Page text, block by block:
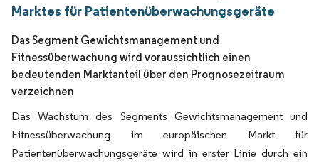
Marktes für Patientenüberwachungsgeräte
Das Segment Gewichtsmanagement und
Fitnessüberwachung wird voraussichtlich einen
bedeutenden Marktanteil über den Prognosezeitraum
verzeichnen
Das Wachstum des Segments Gewichtsmanagement und
Fitnessüberwachung im europäischen Markt für
Patientenüberwachungsgeräte wird in erster Linie durch ein